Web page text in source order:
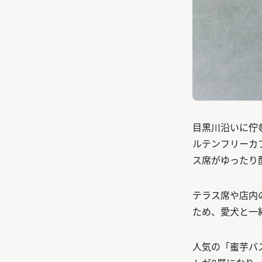
目黒川沿いに
ルテンフリーカ
ス席がゆったり
テラス席や店内
ため、愛犬と一
人気の「蜜芋バ